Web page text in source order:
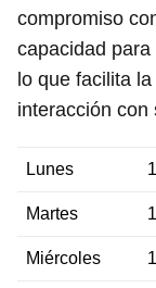
compromiso
capacidad
lo que facilita
interacción con
Lunes
Martes
Miércoles